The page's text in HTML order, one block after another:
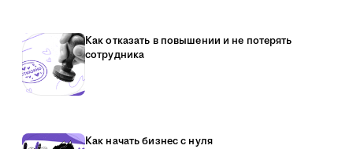
Как отказать в повышении и не потерять
сотрудника
Как начать бизнес с нуля